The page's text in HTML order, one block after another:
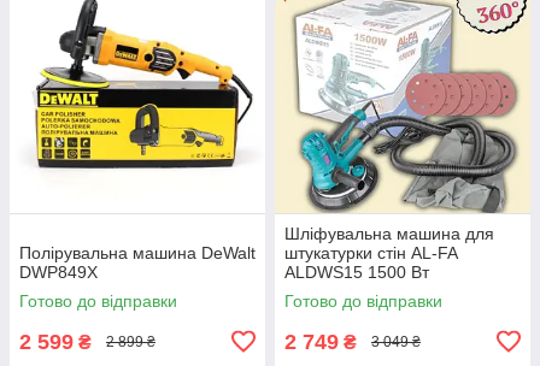
Полірувальна машина DeWalt
DWP849X
Готово до відправки
2 599 ₴ 2 899 ₴
Шліфувальна машина для
штукатурки стін AL-FA
ALDWS15 1500 Вт
Штукатурна шліфмашина з
підсвіткою
Готово до відправки
2 749 ₴ 3 049 ₴